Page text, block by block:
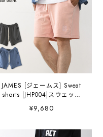
JAMES [ジェームス] Sweat
shorts [JHP004]スウェット
ショーツ・ショートパン
ツ・ライトウェイト・刺
ポイントロゴ・キャンプ・
¥9,680